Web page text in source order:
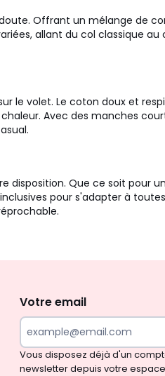
Offrant un mélange de
allant du col classique
le volet. Le coton doux et
Avec des manches
Que ce soit pour
pour s'adapter à
et
de
surprises?
Votre email
Vous disposez déjà d'un
newsletter depuis votre